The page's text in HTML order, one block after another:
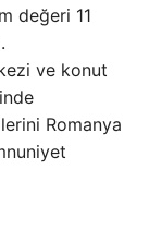
değeri 11
ve konut
Romanya